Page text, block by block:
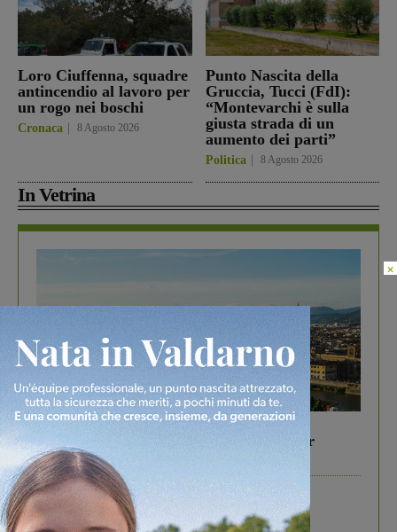
Loro Ciuffenna, squadre
antincendio al lavoro per
un rogo nei boschi
Cronaca 8 Agosto 2026
Punto Nascita della
Gruccia, Tucci (FdI):
“Montevarchi è sulla
giusta strada di un
aumento dei parti”
Politica 8 Agosto 2026
In Vetrina
In vetrina 6 Agosto 2026
Gita di famiglia a Firenze: 5 idee per far
divertire i tuoi figli
×